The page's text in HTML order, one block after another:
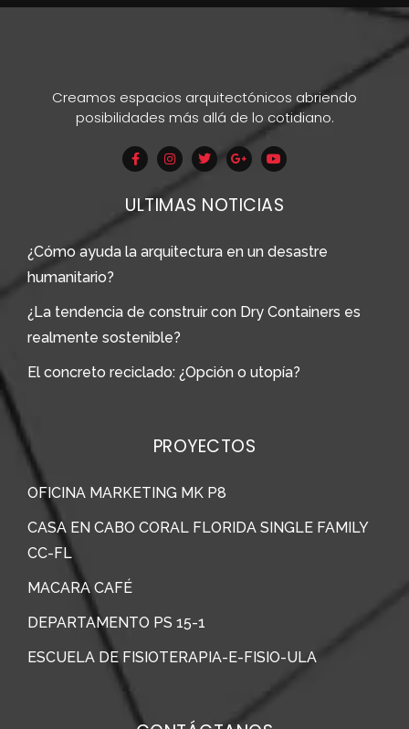
Creamos espacios arquitectónicos abriendo
posibilidades más allá de lo cotidiano.
ULTIMAS NOTICIAS
¿Cómo ayuda la arquitectura en un desastre
humanitario?
¿La tendencia de construir con Dry Containers es
realmente sostenible?
El concreto reciclado: ¿Opción o utopía?
PROYECTOS
OFICINA MARKETING MK P8
CASA EN CABO CORAL FLORIDA SINGLE FAMILY
CC-FL
MACARA CAFÉ
DEPARTAMENTO PS 15-1
ESCUELA DE FISIOTERAPIA-E-FISIO-ULA